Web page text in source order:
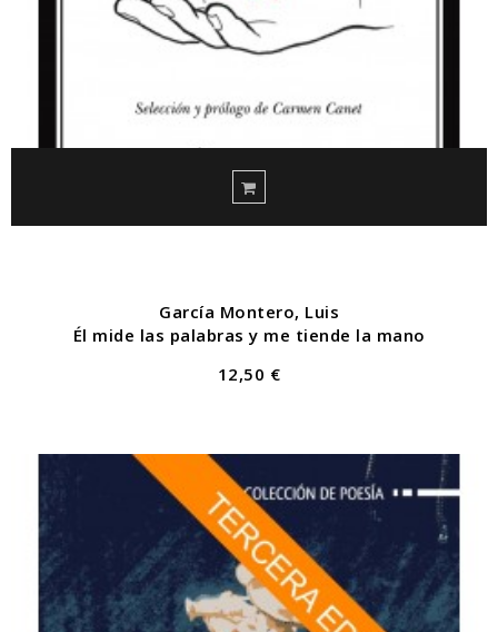
García Montero, Luis
Él mide las palabras y me tiende la mano
12,50 €